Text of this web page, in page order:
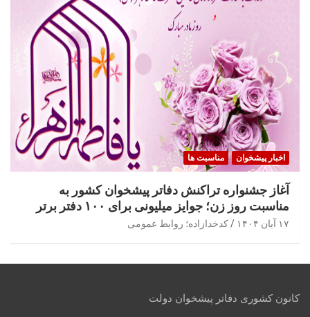
اخبار پیشخوان مناسبت ها
آغاز جشنواره تراکنش دفاتر پیشخوان کشور به
مناسبت روز زن؛ جوایز میلیونی برای ۱۰۰ دفتر برتر
۱۷ آبان ۱۴۰۴ کدخدازاده؛ روابط عمومی
کانون کشوری دفاتر پیشخوان دولت